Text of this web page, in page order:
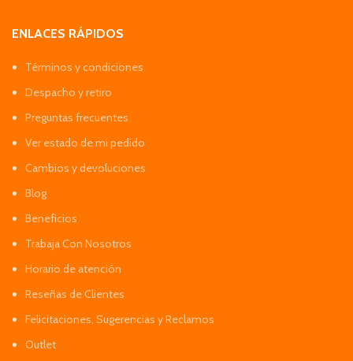
ENLACES RÁPIDOS
Términos y condiciones
Despacho y retiro
Preguntas frecuentes
Ver estado de mi pedido
Cambios y devoluciones
Blog
Beneficios
Trabaja Con Nosotros
Horario de atención
Reseñas de Clientes
Felicitaciones, Sugerencias y Reclamos
Outlet